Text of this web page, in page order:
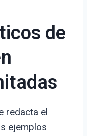
de
redacta el
ejemplos